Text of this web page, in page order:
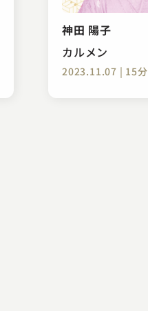
神田 陽子
カルメン
2023.11.07 | 15分